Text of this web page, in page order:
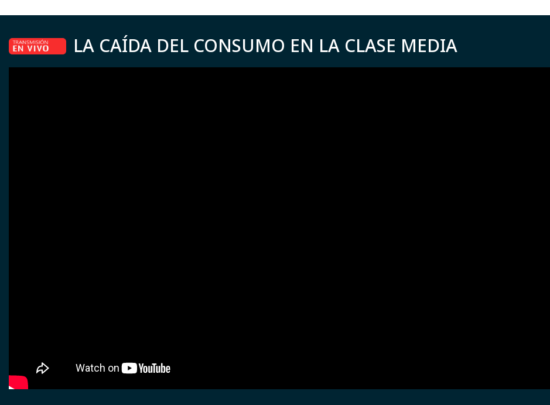
LA CAÍDA DEL CONSUMO EN LA CLASE MEDIA